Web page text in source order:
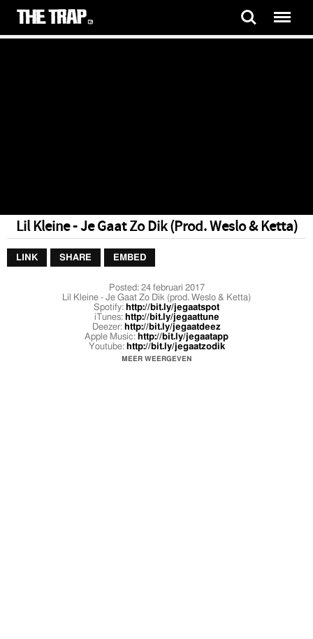
Lil Kleine - Je Gaat Zo Dik (Prod. Weslo & Ketta)
LINK SHARE EMBED
Posted:24 februari 2017
Lil Kleine - Je Gaat Zo Dik (prod. Weslo & Ketta)
Spotify: http://bit.ly/jegaatspot
iTunes: http://bit.ly/jegaattune
Deezer: http://bit.ly/jegaatdeez
Apple Music: http://bit.ly/jegaatapp
Youtube: http://bit.ly/jegaatzodik
MEER WEERGEVEN